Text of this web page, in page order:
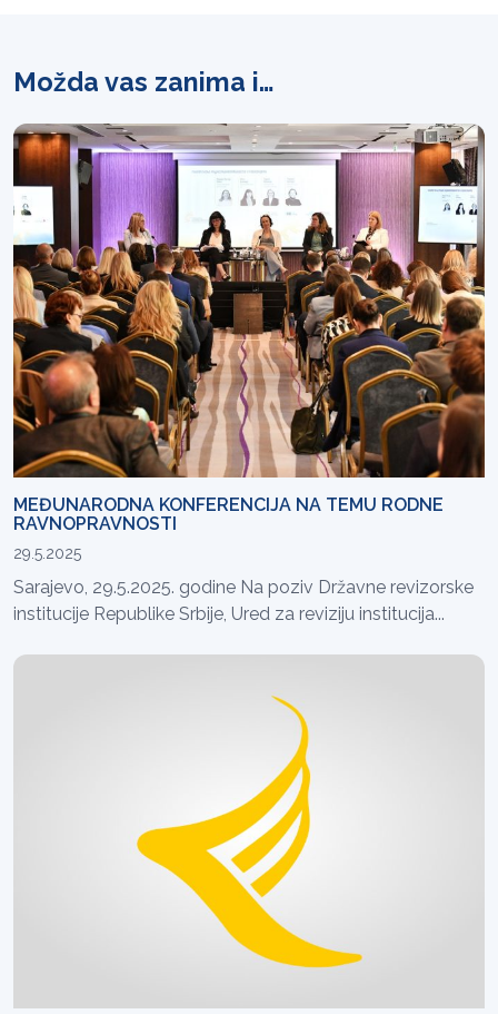
Možda vas zanima i…
MEĐUNARODNA KONFERENCIJA NA TEMU RODNE
RAVNOPRAVNOSTI
29.5.2025
Sarajevo, 29.5.2025. godine Na poziv Državne revizorske
institucije Republike Srbije, Ured za reviziju institucija...